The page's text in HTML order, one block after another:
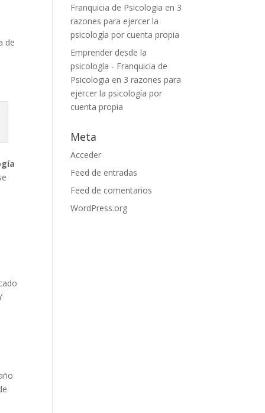
de
Franquicia de Psicologia en 3
razones para ejercer la
psicología por cuenta propia
Emprender desde la
psicología - Franquicia de
Psicologia en 3 razones para
ejercer la psicología por
cuenta propia
Meta
Acceder
Feed de entradas
Feed de comentarios
WordPress.org